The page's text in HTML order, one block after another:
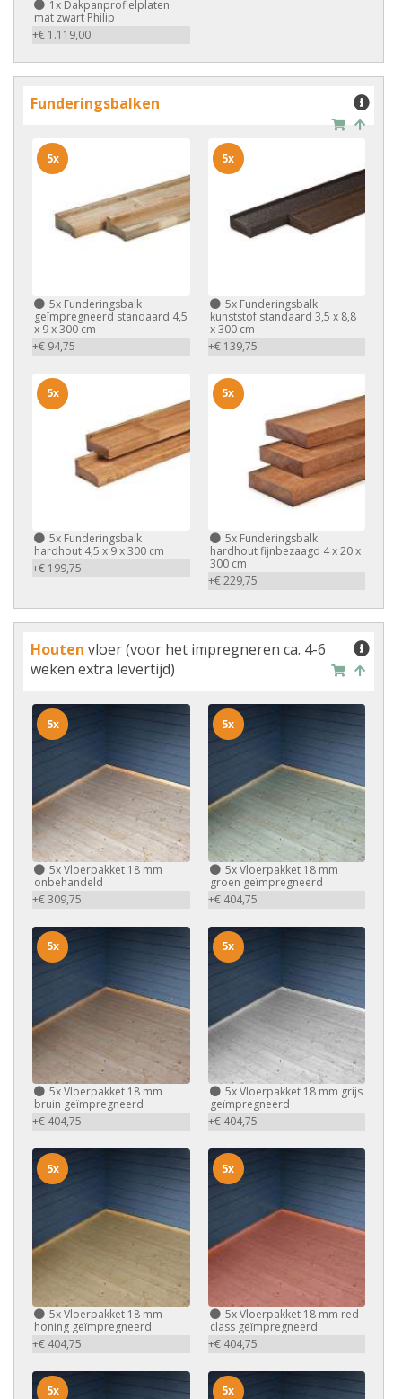
1x Dakpanprofielplaten
mat zwart Philip
+€ 1.119,00
Funderingsbalken
5x Funderingsbalk
geïmpregneerd standaard 4,5
x 9 x 300 cm
+€ 94,75
5x
5xFunderingsbalk
kunststof standaard 3,5 x 8,8
x 300 cm
+€ 139,75
5x
5x Funderingsbalk
hardhout 4,5 x 9 x 300 cm
+€ 199,75
5x
5xFunderingsbalk
hardhout fijnbezaagd 4 x 20 x
300 cm
+€ 229,75
5x
Houten vloer (voor het impregneren ca. 4-6
weken extra levertijd)
5xVloerpakket 18 mm
onbehandeld
+€ 309,75
5x
5xVloerpakket 18 mm
groen geïmpregneerd
+€ 404,75
5x
5xVloerpakket 18 mm
bruin geïmpregneerd
+€ 404,75
5x
5xVloerpakket 18 mm grijs
geïmpregneerd
+€ 404,75
5x
5xVloerpakket 18 mm
honing geïmpregneerd
+€ 404,75
5x
5xVloerpakket 18 mm red
class geïmpregneerd
+€ 404,75
5x
5x 5x